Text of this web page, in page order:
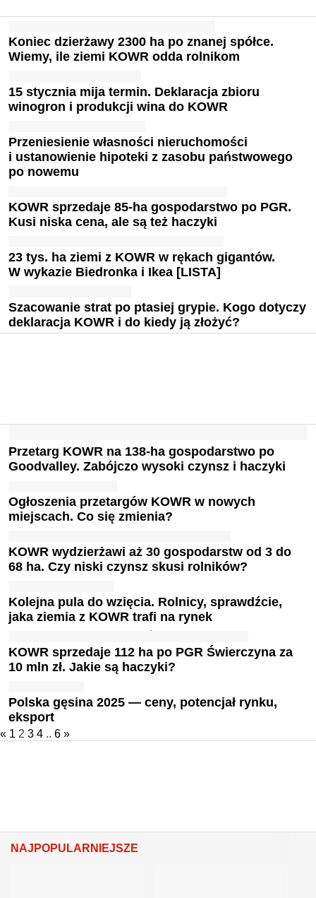
Koniec dzierżawy 2300 ha po znanej spółce.
Wiemy, ile ziemi KOWR odda rolnikom
15 stycznia mija termin. Deklaracja zbioru
winogron i produkcji wina do KOWR
Przeniesienie własności nieruchomości
i ustanowienie hipoteki z zasobu państwowego
po nowemu
KOWR sprzedaje 85-ha gospodarstwo po PGR.
Kusi niska cena, ale są też haczyki
23 tys. ha ziemi z KOWR w rękach gigantów.
W wykazie Biedronka i Ikea [LISTA]
Szacowanie strat po ptasiej grypie. Kogo dotyczy
deklaracja KOWR i do kiedy ją złożyć?
Przetarg KOWR na 138-ha gospodarstwo po
Goodvalley. Zabójczo wysoki czynsz i haczyki
Ogłoszenia przetargów KOWR w nowych
miejscach. Co się zmienia?
KOWR wydzierżawi aż 30 gospodarstw od 3 do
68 ha. Czy niski czynsz skusi rolników?
Kolejna pula do wzięcia. Rolnicy, sprawdźcie,
jaka ziemia z KOWR trafi na rynek
KOWR sprzedaje 112 ha po PGR Świerczyna za
10 mln zł. Jakie są haczyki?
Polska gęsina 2025 — ceny, potencjał rynku,
eksport
« 1 2 3 4 .. 6 »
NAJPOPULARNIEJSZE